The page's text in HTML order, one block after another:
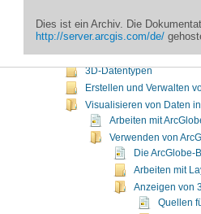
Dies ist ein Archiv. Die
http://server.arcgis.com/de/
Aktivieren der
Wesentliche 3D Analyst-
Grundlagen von 3D
3D-Datentypen
Erstellen und Verwalten
Visualisieren von Daten
Arbeiten mit
Verwenden von
Die ArcGlobe-
Arbeiten mit
Anzeigen von
Quellen